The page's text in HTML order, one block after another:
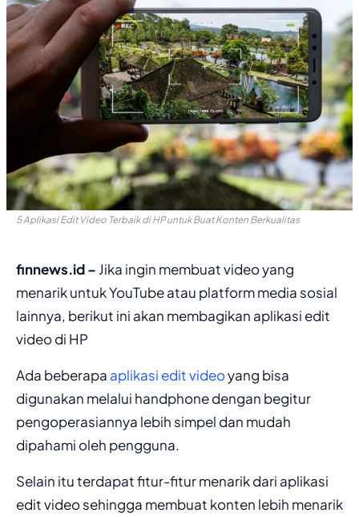
5 Aplikasi Edit Video Terbaik di HP untuk Buat Konten Berkualitas
finnews.id – Jika ingin membuat video yang
menarik untuk YouTube atau platform media sosial
lainnya, berikut ini akan membagikan aplikasi edit
video di HP
Ada beberapa aplikasi edit videoyang bisa
digunakan melalui handphone dengan begitur
pengoperasiannya lebih simpel dan mudah
dipahami oleh pengguna.
Selain itu terdapat fitur-fitur menarik dari aplikasi
edit video sehingga membuat konten lebih menarik